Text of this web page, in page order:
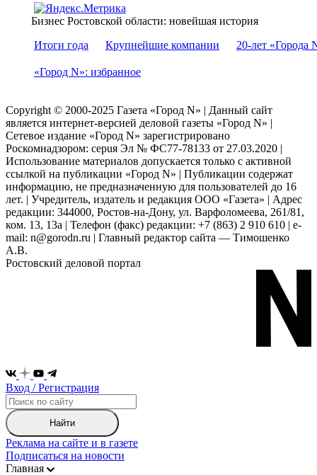
Бизнес Ростовской области: новейшая история
Итоги года
Крупнейшие компании 20-лет «Города
«Город N»: избранное
Copyright © 2000-2025 Газета «Город N» | Данный сайт
является интернет-версией деловой газеты «Город N» |
Сетевое издание «Город N» зарегистрировано
Роскомнадзором: серuя Эл № ФС77-78133 от 27.03.2020 |
Использование материалов допускается только с активной
ссылкой на публикации «Город N» | Публикации содержат
информацию, не предназначенную для пользователей до 16
лет. | Учредитель, издатель и редакция ООО «Газета» | Адрес
редакции: 344000, Ростов-на-Дону, ул. Варфоломеева, 261/81,
ком. 13, 13а | Телефон (факс) редакции: +7 (863) 2 910 610 | e-
mail: n@gorodn.ru | Главный редактор сайта — Тимошенко
А.В.
Ростовский деловой портал
Вход / Регистрация
Найти
Реклама на сайте и в газете
Подписаться на новости
Главная